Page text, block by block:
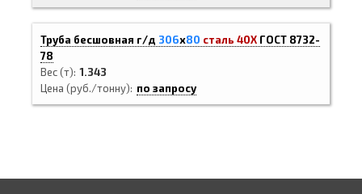
Труба бесшовная г/д 306х80 сталь 40Х ГОСТ 8732-
78
Вес (т) 1.343
Цена (руб./тонну)
по запросу